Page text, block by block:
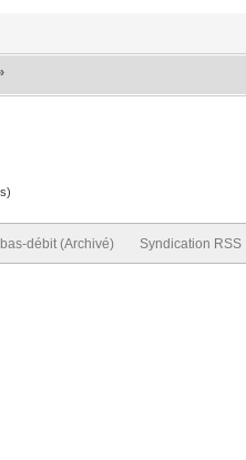
débit (Archivé) Syndication RSS